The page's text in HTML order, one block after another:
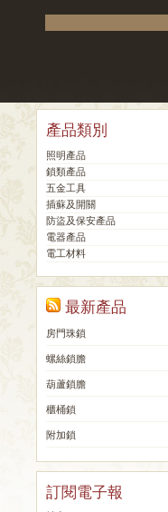
產品類別
照明產品
鎖類產品
五金工具
插蘇及開關
防盜及保安產品
電器產品
電工材料
最新產品
房門珠鎖
螺絲鎖膽
葫蘆鎖膽
櫃桶鎖
附加鎖
訂閱電子報